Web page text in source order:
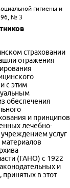
гигиены и
№ 3
страховании
отражения
с этим
обеспечения
и принципов
лечебно-
услуг
материалов
(ГАНО) с 1922
и
в этот